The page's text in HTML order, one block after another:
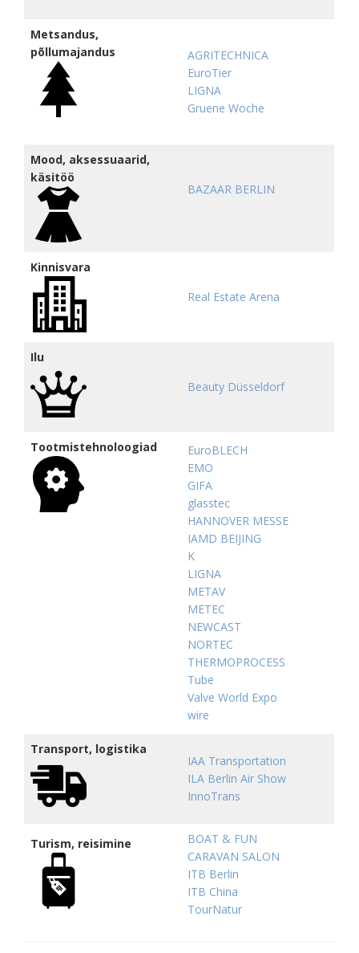
Metsandus,
põllumajandus
AGRITECHNICA
EuroTier
LIGNA
Gruene Woche
Mood, aksessuaarid,
käsitöö
BAZAAR BERLIN
Kinnisvara
Real Estate Arena
Ilu
Beauty Düsseldorf
Tootmistehnoloogiad
EuroBLECH
EMO
GIFA
glasstec
HANNOVER MESSE
IAMD BEIJING
K
LIGNA
METAV
METEC
NEWCAST
NORTEC
THERMOPROCESS
Tube
Valve World Expo
wire
Transport, logistika
IAA Transportation
ILA Berlin Air Show
InnoTrans
Turism, reisimine
BOAT & FUN
CARAVAN SALON
ITB Berlin
ITB China
TourNatur